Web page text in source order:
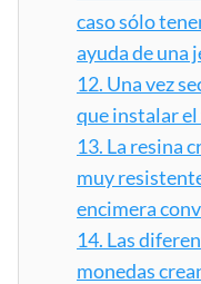
caso sólo
ayuda de una
12. Una vez
que instalar
13. La resina
muy
encimera
14. Las
monedas